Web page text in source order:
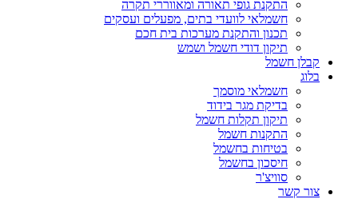
התקנת גופי תאורה ומאווררי תקרה
חשמלאי לוועדי בתים, מפעלים ועסקים
תכנון והתקנת מערכות בית חכם
תיקון דודי חשמל ושמש
קבלן חשמל
בלוג
חשמלאי מוסמך
בדיקת מגר בידוד
תיקון תקלות חשמל
התקנות חשמל
בטיחות בחשמל
חיסכון בחשמל
סוויצ'ר
צור קשר